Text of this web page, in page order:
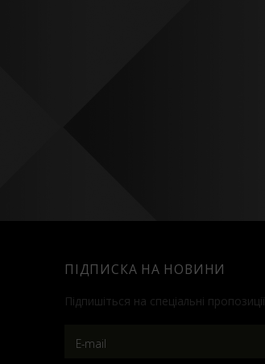
ПІДПИСКА НА НОВИНИ
Підпишіться на спеціальні пропозиції